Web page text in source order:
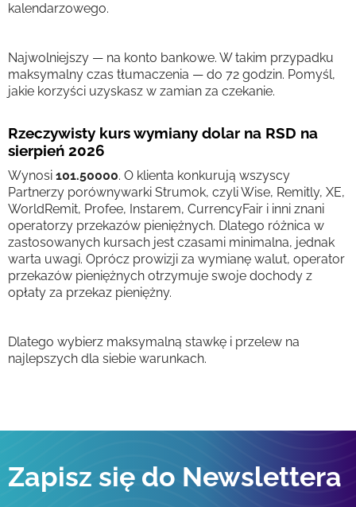
kalendarzowego.
Najwolniejszy — na konto bankowe. W takim przypadku
maksymalny czas tłumaczenia — do 72 godzin. Pomyśl,
jakie korzyści uzyskasz w zamian za czekanie.
Rzeczywisty kurs wymiany dolar na RSD na
sierpień 2026
Wynosi 101.50000. O klienta konkurują wszyscy
Partnerzy porównywarki Strumok, czyli Wise, Remitly, XE,
WorldRemit, Profee, Instarem, CurrencyFair i inni znani
operatorzy przekazów pieniężnych. Dlatego różnica w
zastosowanych kursach jest czasami minimalna, jednak
warta uwagi. Oprócz prowizji za wymianę walut, operator
przekazów pieniężnych otrzymuje swoje dochody z
opłaty za przekaz pieniężny.
Dlatego wybierz maksymalną stawkę i przelew na
najlepszych dla siebie warunkach.
Zapisz się do Newslettera